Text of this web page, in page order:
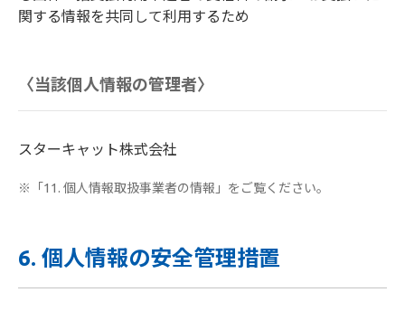
関する情報を共同して利用するため
〈当該個人情報の管理者〉
スターキャット株式会社
※「11. 個人情報取扱事業者の情報」をご覧ください。
6. 個人情報の安全管理措置